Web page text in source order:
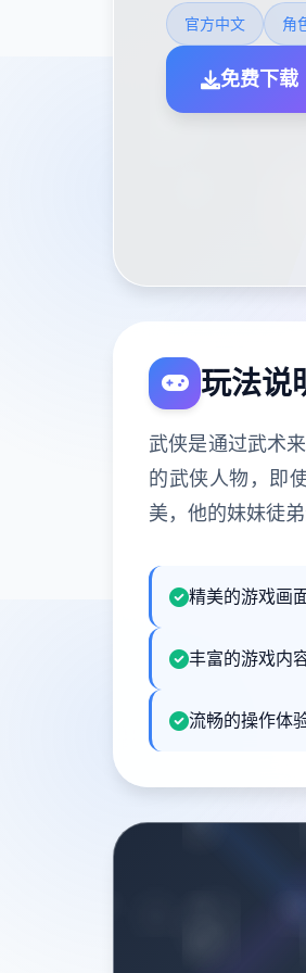
官方中文 角
免费下载
玩法说
武侠是通过武术
的武侠人物，即
美，他的妹妹徒
精美的游戏画
丰富的游戏内
流畅的操作体